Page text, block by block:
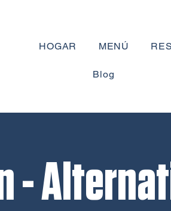
HOGAR MENÚ
Blog
-